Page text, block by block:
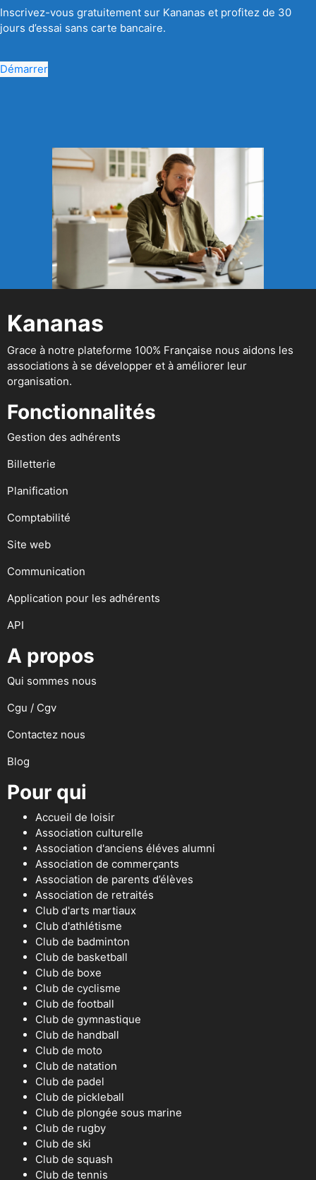
Inscrivez-vous gratuitement sur Kananas et profitez de 30
jours d’essai sans carte bancaire.
Démarrer
Kananas
Grace à notre plateforme 100% Française nous aidons les
associations à se développer et à améliorer leur
organisation.
Fonctionnalités
Gestion des adhérents
Billetterie
Planification
Comptabilité
Site web
Communication
Application pour les adhérents
API
A propos
Qui sommes nous
Cgu / Cgv
Contactez nous
Blog
Pour qui
Accueil de loisir
Association culturelle
Association d'anciens éléves alumni
Association de commerçants
Association de parents d’élèves
Association de retraités
Club d'arts martiaux
Club d'athlétisme
Club de badminton
Club de basketball
Club de boxe
Club de cyclisme
Club de football
Club de gymnastique
Club de handball
Club de moto
Club de natation
Club de padel
Club de pickleball
Club de plongée sous marine
Club de rugby
Club de ski
Club de squash
Club de tennis